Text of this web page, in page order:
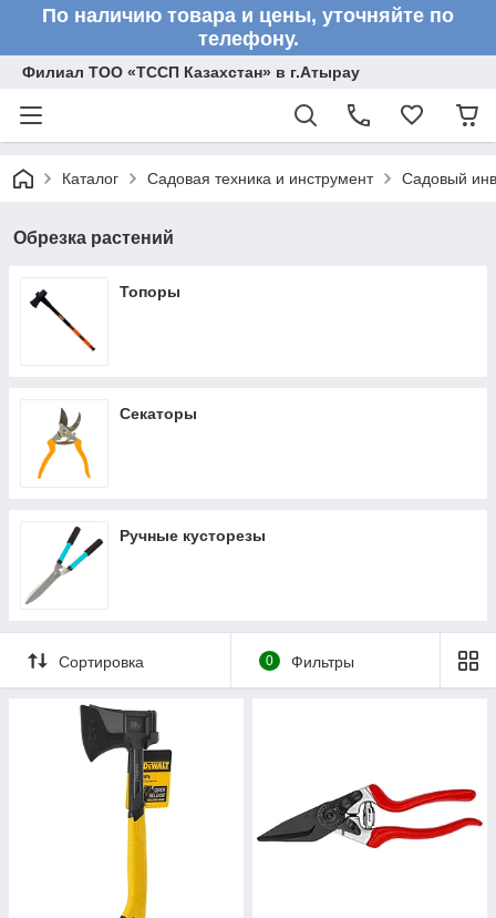
По наличию товара и цены, уточняйте по
телефону.
Филиал ТОО «ТССП Казахстан» в г.Атырау
Каталог Садовая техника и инструмент Садовый
Обрезка растений
Топоры
Секаторы
Ручные кусторезы
Сортировка 0 Фильтры